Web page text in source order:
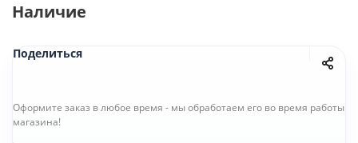
Наличие
Поделиться
Оформите заказ в любое время - мы обработаем его во время работы
магазина!